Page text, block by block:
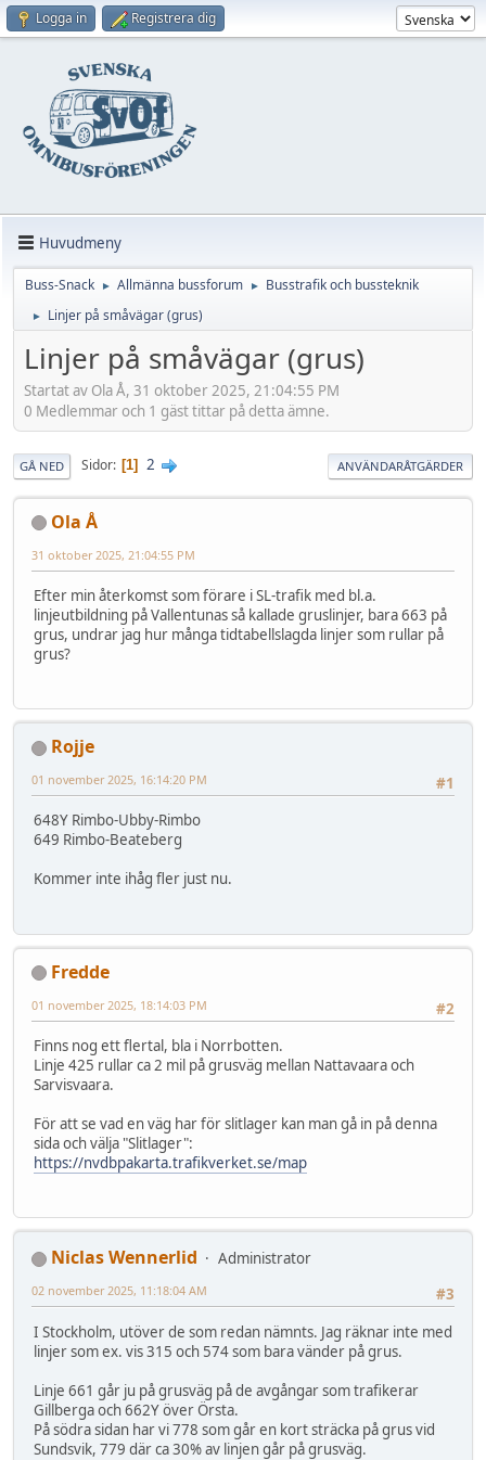
Logga in Registrera dig
Huvudmeny
Buss-Snack ► Allmänna bussforum ► Busstrafik och bussteknik
► Linjer på småvägar (grus)
Linjer på småvägar (grus)
Startat av Ola Å, 31 oktober 2025, 21:04:55 PM
0 Medlemmar och 1 gäst tittar på detta ämne.
GÅ NED Sidor 1 2 ANVÄNDARÅTGÄRDER
Ola Å
31 oktober 2025, 21:04:55 PM
Efter min återkomst som förare i SL-trafik med bl.a.
linjeutbildning på Vallentunas så kallade gruslinjer, bara 663 på
grus, undrar jag hur många tidtabellslagda linjer som rullar på
grus?
Rojje
#1
01 november 2025, 16:14:20 PM
648Y Rimbo-Ubby-Rimbo
649 Rimbo-Beateberg
Kommer inte ihåg fler just nu.
Fredde
#2
01 november 2025, 18:14:03 PM
Finns nog ett flertal, bla i Norrbotten.
Linje 425 rullar ca 2 mil på grusväg mellan Nattavaara och
Sarvisvaara.
För att se vad en väg har för slitlager kan man gå in på denna
sida och välja "Slitlager":
https://nvdbpakarta.trafikverket.se/map
Niclas Wennerlid
Administrator
#3
02 november 2025, 11:18:04 AM
I Stockholm, utöver de som redan nämnts. Jag räknar inte med
linjer som ex. vis 315 och 574 som bara vänder på grus.
Linje 661 går ju på grusväg på de avgångar som trafikerar
Gillberga och 662Y över Örsta.
På södra sidan har vi 778 som går en kort sträcka på grus vid
Sundsvik, 779 där ca 30% av linjen går på grusväg.